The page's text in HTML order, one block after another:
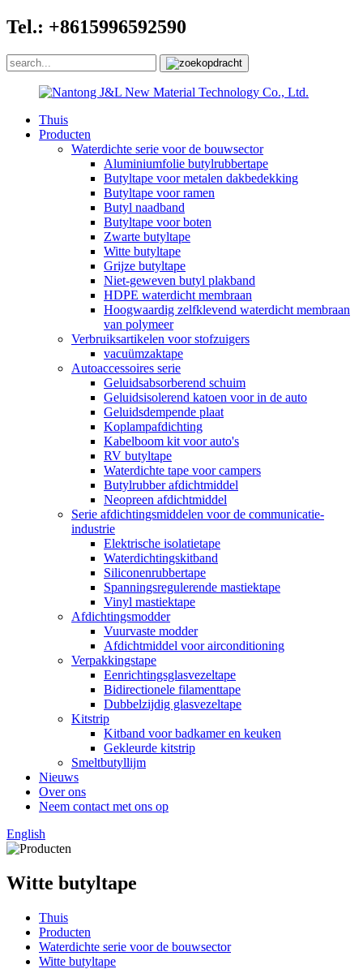
Tel.: +8615996592590
Thuis
Producten
Waterdichte serie voor de bouwsector
Aluminiumfolie butylrubbertape
Butyltape voor metalen dakbedekking
Butyltape voor ramen
Butyl naadband
Butyltape voor boten
Zwarte butyltape
Witte butyltape
Grijze butyltape
Niet-geweven butyl plakband
HDPE waterdicht membraan
Hoogwaardig zelfklevend waterdicht membraan
van polymeer
Verbruiksartikelen voor stofzuigers
vacuümzaktape
Autoaccessoires serie
Geluidsabsorberend schuim
Geluidsisolerend katoen voor in de auto
Geluidsdempende plaat
Koplampafdichting
Kabelboom kit voor auto's
RV butyltape
Waterdichte tape voor campers
Butylrubber afdichtmiddel
Neopreen afdichtmiddel
Serie afdichtingsmiddelen voor de communicatie-
industrie
Elektrische isolatietape
Waterdichtingskitband
Siliconenrubbertape
Spanningsregulerende mastiektape
Vinyl mastiektape
Afdichtingsmodder
Vuurvaste modder
Afdichtmiddel voor airconditioning
Verpakkingstape
Eenrichtingsglasvezeltape
Bidirectionele filamenttape
Dubbelzijdig glasvezeltape
Kitstrip
Kitband voor badkamer en keuken
Gekleurde kitstrip
Smeltbutyllijm
Nieuws
Over ons
Neem contact met ons op
English
Witte butyltape
Thuis
Producten
Waterdichte serie voor de bouwsector
Witte butyltape